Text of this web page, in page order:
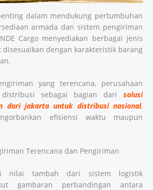
dalam mendukung pertumbuhan
armada dan sistem pengiriman
Cargo menyediakan berbagai jenis
disesuaikan dengan karakteristik barang
yang terencana, perusahaan
sebagai bagian dari solusi
dari jakarta untuk distribusi nasional,
efisiensi waktu maupun
Terencana dan Pengiriman
nilai tambah dari sistem logistik
gambaran perbandingan antara